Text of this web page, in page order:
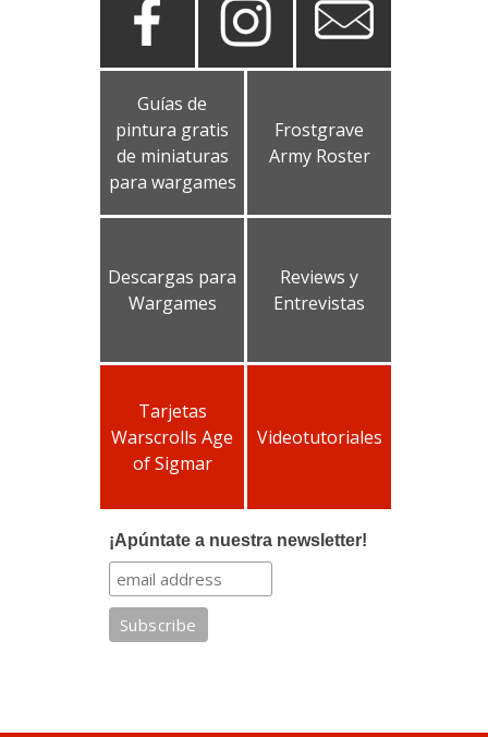
Guías de
pintura gratis
de miniaturas
para wargames
Frostgrave
Army Roster
Descargas para
Wargames
Reviews y
Entrevistas
Tarjetas
Warscrolls Age
of Sigmar
Videotutoriales
¡Apúntate a nuestra newsletter!